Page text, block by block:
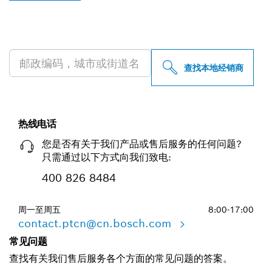
查找本地经销商
热线电话
您是否有关于我们产品或售后服务的任何问题?
只需通过以下方式向我们致电:
400 826 8484
周一至周五 8:00-17:00
contact.ptcn@cn.bosch.com
常见问题
查找有关我们售后服务各个方面的常见问题的答案。